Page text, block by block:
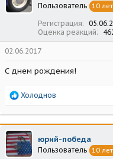
и
Пользователь 10
Регистрация
Оценка реакций
02.06.2017
С днем рождения!
Р
а
к
ц
и
и
Холоднов
юрий-победа
Пользователь 10